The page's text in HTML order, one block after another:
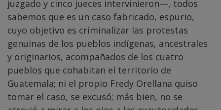
juzgado y cinco jueces intervinieron—, todos
sabemos que es un caso fabricado, espurio,
cuyo objetivo es criminalizar las protestas
genuinas de los pueblos indígenas, ancestrales
y originarios, acompañados de los cuatro
pueblos que cohabitan el territorio de
Guatemala; ni el propio Fredy Orellana quiso
tomar el caso, se excusó; más bien, no se